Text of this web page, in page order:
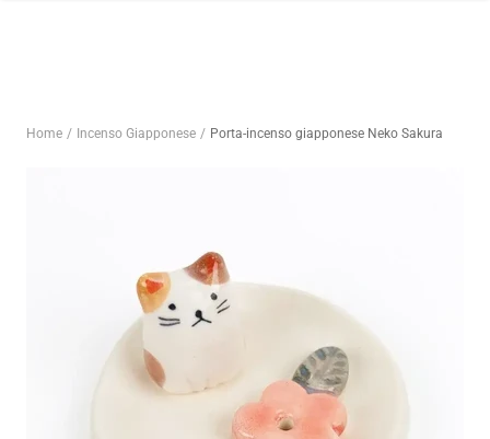
Home Incenso Giapponese Porta-incenso giapponese Neko Sakura